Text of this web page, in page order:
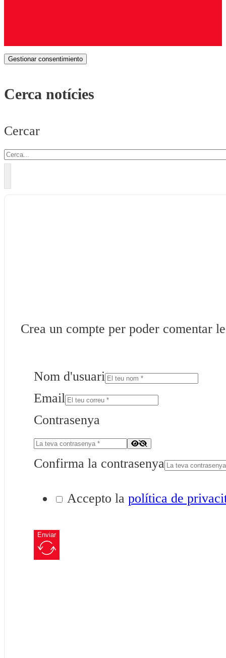
Gestionar consentimiento
Cerca notícies
Cercar
Crea un compte per poder comentar
Nom d'usuari
Email
Contrasenya
Confirma la contrasenya
Accepto la política de
Enviar